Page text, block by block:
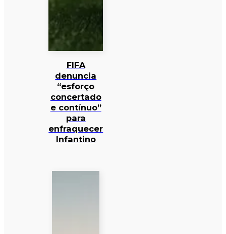
FIFA
denuncia
“esforço
concertado
e contínuo”
para
enfraquecer
Infantino